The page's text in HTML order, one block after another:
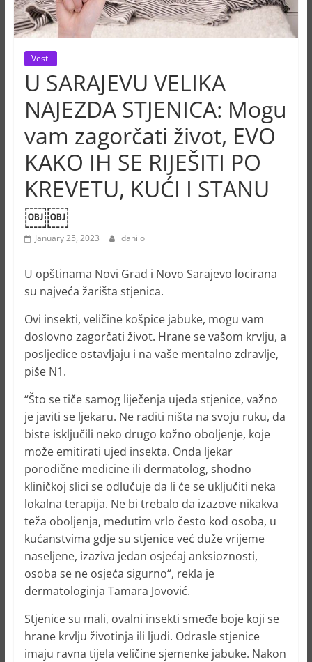
Vesti
U SARAJEVU VELIKA
NAJEZDA STJENICA: Mogu
vam zagorčati život, EVO
KAKO IH SE RIJEŠITI PO
KREVETU, KUĆI I STANU
￼￼
January 25, 2023 danilo
U opštinama Novi Grad i Novo Sarajevo locirana
su najveća žarišta stjenica.
Ovi insekti, veličine košpice jabuke, mogu vam
doslovno zagorčati život. Hrane se vašom krvlju, a
posljedice ostavljaju i na vaše mentalno zdravlje,
piše N1.
“Što se tiče samog liječenja ujeda stjenice, važno
je javiti se ljekaru. Ne raditi ništa na svoju ruku, da
biste isključili neko drugo kožno oboljenje, koje
može emitirati ujed insekta. Onda ljekar
porodične medicine ili dermatolog, shodno
kliničkoj slici se odlučuje da li će se uključiti neka
lokalna terapija. Ne bi trebalo da izazove nikakva
teža oboljenja, međutim vrlo često kod osoba, u
kućanstvima gdje su stjenice već duže vrijeme
naseljene, izaziva jedan osjećaj anksioznosti,
osoba se ne osjeća sigurno“, rekla je
dermatologinja Tamara Jovović.
Stjenice su mali, ovalni insekti smeđe boje koji se
hrane krvlju životinja ili ljudi. Odrasle stjenice
imaju ravna tijela veličine sjemenke jabuke. Nakon